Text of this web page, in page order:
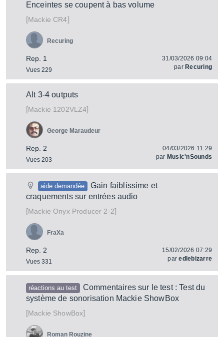
Enceintes se coupent à bas volume
[Mackie CR4]
Rep. 1
Vues 229
Recuring
31/03/2026 09:04
par Recuring
Alt 3-4 outputs
[Mackie 1202VLZ4]
Rep. 2
Vues 203
George Maraudeur
04/03/2026 11:29
par Music'nSounds
aide demandée
Gain faiblissime et
craquements sur entrées audio
[Mackie Onyx Producer 2-2]
Rep. 2
Vues 331
FraXa
15/02/2026 07:29
paredlebizarre
réactions au test
Commentaires sur le test : Test du
système de sonorisation Mackie ShowBox
[Mackie ShowBox]
Roman Rouzine